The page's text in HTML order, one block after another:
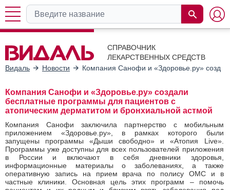
СПРАВОЧНИК
ЛЕКАРСТВЕННЫХ СРЕДСТВ
Видаль
Новости Компания Санофи и «Здоровье.ру»
Компания Санофи и «Здоровье.ру» создали
бесплатные программы для пациентов с
атопическим дерматитом и бронхиальной астмой
Компания
Санофи заключила партнерство с мобильным
приложением «Здоровье.ру», в рамках которого были
запущены программы «Дыши свободно» и «Атопия Live».
Программы уже доступны для всех пользователей приложения
в России и включают в себя дневники здоровья,
информационные материалы о заболеваниях, а также
оперативную запись на прием врача по полису ОМС и в
частные клиники. Основная цель этих программ – помочь